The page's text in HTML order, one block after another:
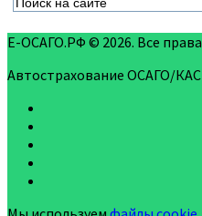
Е-ОСАГО.РФ © 2026. Все
Автострахование ОСАГО/